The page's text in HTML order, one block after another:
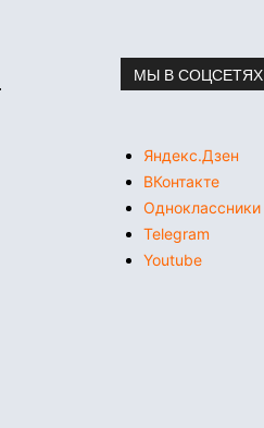
МЫ В СОЦСЕТЯХ
Яндекс.Дзен
ВКонтакте
Одноклассники
Telegram
Youtube